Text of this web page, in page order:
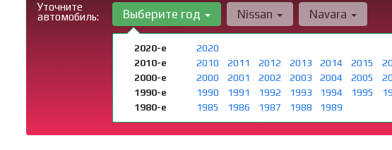
Уточните
автомобиль:
Выберите год
2020-е
2020
2010-е
2010 2011 2012 2013 2014 2015
2000-е
2000 2001 2002 2003 2004 2005
1990-е
1990 1991 1992 1993 1994 1995
1980-е
1985 1986 1987 1988 1989
Nissan Navara